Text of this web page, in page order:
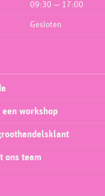
09:30 — 17:00
Gesloten
workshop
ons team